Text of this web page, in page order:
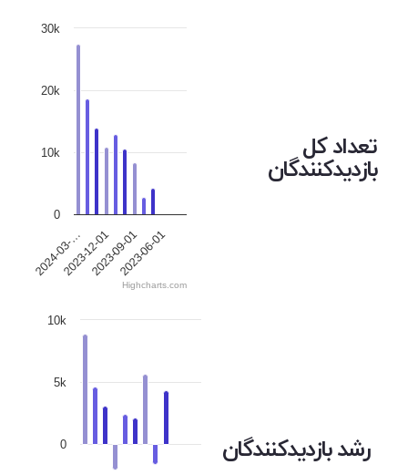
تعداد کل
بازدیدکنندگان
2024-03-…2023-12-012023-09-012023-06-01
0
10k
20k
30k
Highcharts.com
رشد بازدیدکنندگان 0
5k
10k